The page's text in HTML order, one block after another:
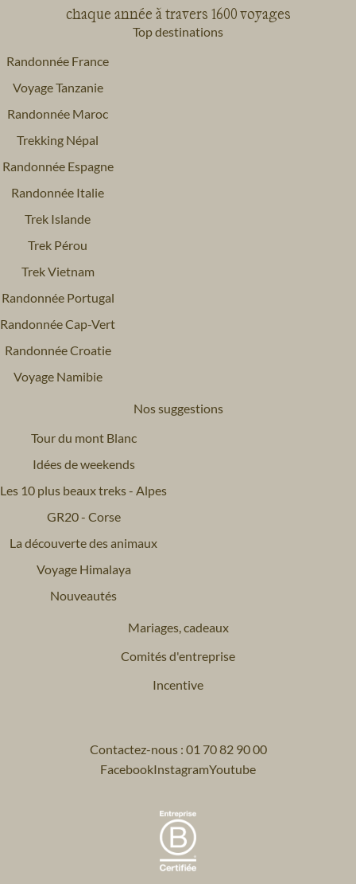
chaque année à travers 1600 voyages
Top destinations
Randonnée France
Voyage Tanzanie
Randonnée Maroc
Trekking Népal
Randonnée Espagne
Randonnée Italie
Trek Islande
Trek Pérou
Trek Vietnam
Randonnée Portugal
Randonnée Cap-Vert
Randonnée Croatie
Voyage Namibie
Nos suggestions
Tour du mont Blanc
Idées de weekends
Les 10 plus beaux treks - Alpes
GR20 - Corse
La découverte des animaux
Voyage Himalaya
Nouveautés
Mariages, cadeaux
Comités d'entreprise
Incentive
Contactez-nous : 01 70 82 90 00
FacebookInstagramYoutube